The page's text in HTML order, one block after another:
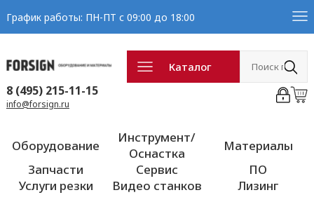
График работы: ПН-ПТ с 09:00 до 18:00
Каталог
8 (495) 215-11-15
info@forsign.ru
Оборудование
Инструмент/
Оснастка
Материалы
Запчасти
Сервис
ПО
Услуги резки
Видео станков Лизинг